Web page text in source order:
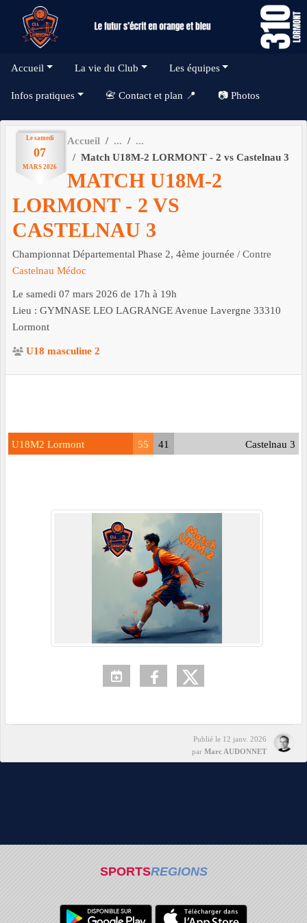
Accueil La vie du Club Les équipes
Infos pratiques 📇 Contact et plan 📍 📷 Photos
Le samedi
07
MARS 2026
Accueil
Match U18M-2 LORMONT - 2 vs Castelnau 3
MATCH U18M-2
LORMONT - 2 VS
CASTELNAU 3
Championnat Départemental Phase 2, 4ème journée / Contre
Castelnau Médoc
Le samedi 07 mars 2026 de 17h à 19h
Lieu : GYMNASE LEO LAGRANGE Avenue Lavergne 33310
Lormont
U18 masculine 2
U18M2 Lormont 55 41 Castelnau 3
Publié le 12 janv. 2026
par Marc AUDONNET
SPORTSREGIONS
Panneau de gestion des cookies